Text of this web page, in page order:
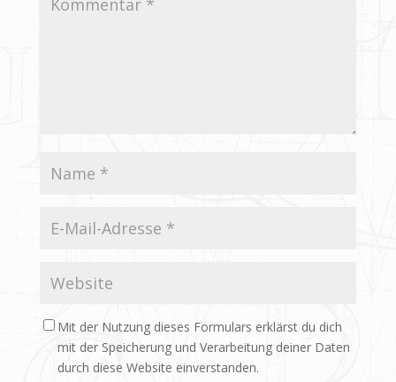
Mit der Nutzung dieses Formulars erklärst du dich
mit der Speicherung und Verarbeitung deiner Daten
durch diese Website einverstanden.